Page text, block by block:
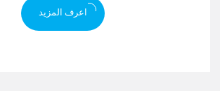
اعرف المزيد